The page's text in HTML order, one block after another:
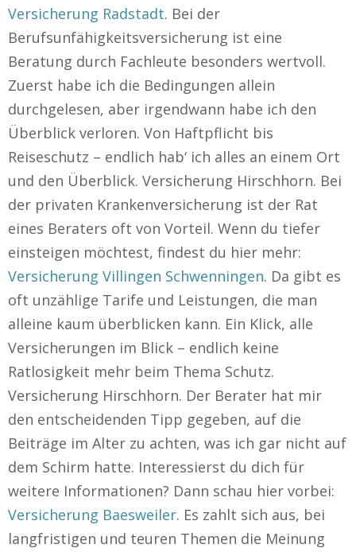
Versicherung Radstadt. Bei der
Berufsunfähigkeitsversicherung ist eine
Beratung durch Fachleute besonders wertvoll.
Zuerst habe ich die Bedingungen allein
durchgelesen, aber irgendwann habe ich den
Überblick verloren. Von Haftpflicht bis
Reiseschutz – endlich hab‘ ich alles an einem Ort
und den Überblick. Versicherung Hirschhorn. Bei
der privaten Krankenversicherung ist der Rat
eines Beraters oft von Vorteil. Wenn du tiefer
einsteigen möchtest, findest du hier mehr:
Versicherung Villingen Schwenningen. Da gibt es
oft unzählige Tarife und Leistungen, die man
alleine kaum überblicken kann. Ein Klick, alle
Versicherungen im Blick – endlich keine
Ratlosigkeit mehr beim Thema Schutz.
Versicherung Hirschhorn. Der Berater hat mir
den entscheidenden Tipp gegeben, auf die
Beiträge im Alter zu achten, was ich gar nicht auf
dem Schirm hatte. Interessierst du dich für
weitere Informationen? Dann schau hier vorbei:
Versicherung Baesweiler. Es zahlt sich aus, bei
langfristigen und teuren Themen die Meinung